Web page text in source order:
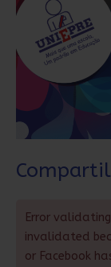
Error
invalidated
or Facebook